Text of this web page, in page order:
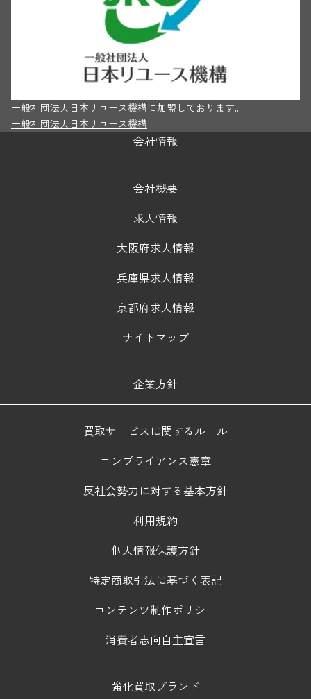
一般社団法人日本リユース機構に加盟しております。
一般社団法人日本リユース機構
会社情報
会社概要
求人情報
大阪府求人情報
兵庫県求人情報
京都府求人情報
サイトマップ
企業方針
買取サービスに関するルール
コンプライアンス憲章
反社会勢力に対する基本方針
利用規約
個人情報保護方針
特定商取引法に基づく表記
コンテンツ制作ポリシー
消費者志向自主宣言
強化買取ブランド